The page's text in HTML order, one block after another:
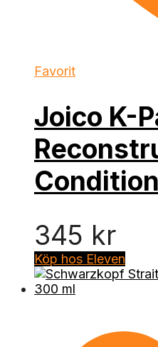
Favorit
Joico K-
345 kr
Köp hos Eleven